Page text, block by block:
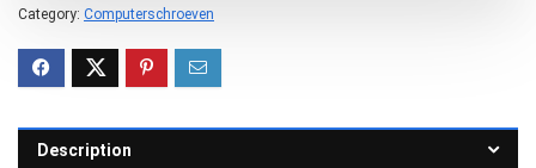
Category: Computerschroeven
Description